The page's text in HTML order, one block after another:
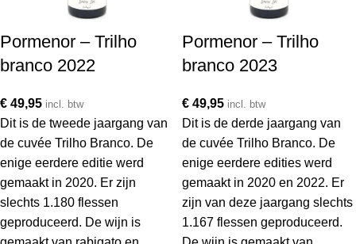
Pormenor – Trilho
branco 2022
€ 49,95 incl. btw
Dit is de tweede jaargang van
de cuvée Trilho Branco. De
enige eerdere editie werd
gemaakt in 2020. Er zijn
slechts 1.180 flessen
geproduceerd. De wijn is
Pormenor – Trilho
branco 2023
€ 49,95 incl. btw
Dit is de derde jaargang van
de cuvée Trilho Branco. De
enige eerdere edities werd
gemaakt in 2020 en 2022. Er
zijn van deze jaargang slechts
1.167 flessen geproduceerd.